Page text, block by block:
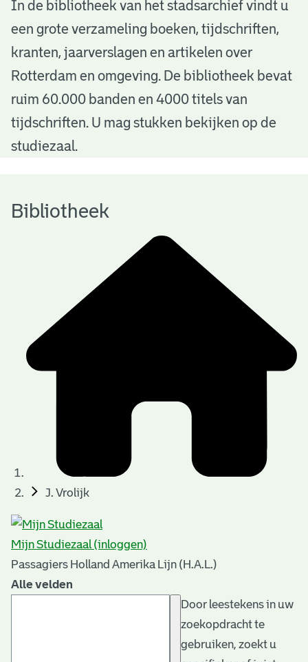
B
b
o
h
In de bibliotheek van het stadsarchief vindt u
een grote verzameling boeken, tijdschriften,
kranten, jaarverslagen en artikelen over
Rotterdam en omgeving. De bibliotheek bevat
ruim 60.000 banden en 4000 titels van
tijdschriften. U mag stukken bekijken op de
studiezaal.
Bibliotheek
J. Vrolijk
Mijn Studiezaal (inloggen)
Passagiers Holland Amerika Lijn (H.A.L.)
Alle velden
Door leestekens in uw
zoekopdracht te
gebruiken, zoekt u